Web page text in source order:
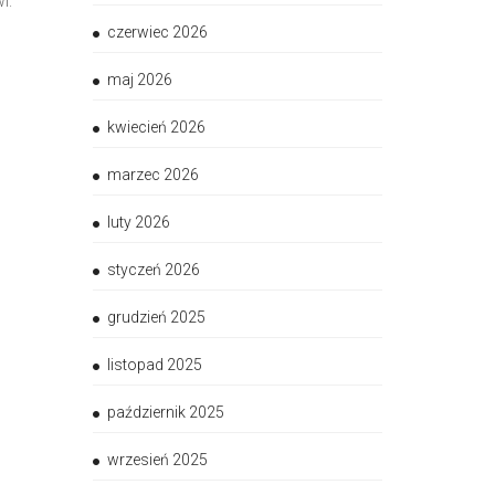
czerwiec 2026
maj 2026
kwiecień 2026
marzec 2026
luty 2026
styczeń 2026
grudzień 2025
listopad 2025
październik 2025
wrzesień 2025